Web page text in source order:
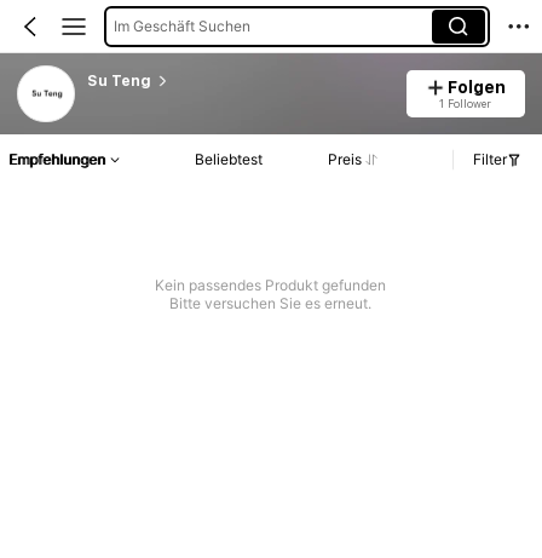
Im Geschäft Suchen
Su Teng Folgen
1 Follower
Empfehlungen Beliebtest Preis Filter
Kein passendes Produkt gefunden
Bitte versuchen Sie es erneut.